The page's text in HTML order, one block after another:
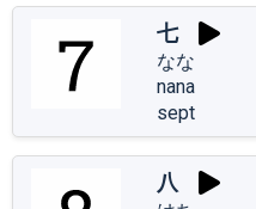
七
なな
nana
sept
八